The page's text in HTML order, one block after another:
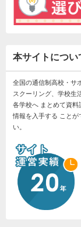
本サイトについ
全国の通信制高校・サ
スクーリング、学校生
各学校へ まとめて資
情報を入手する ことが
い。